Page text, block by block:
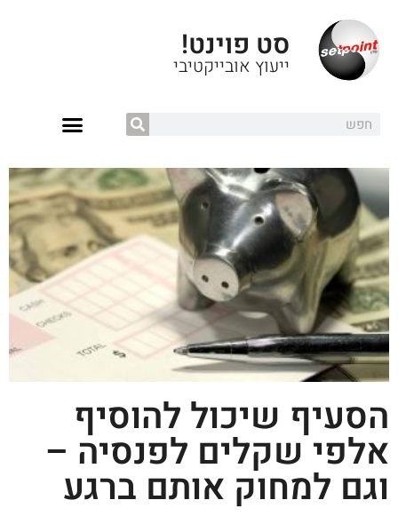
סט פוינט!
ייעוץ אובייקטיבי
הסעיף שיכול להוסיף
אלפי שקלים לפנסיה –
וגם למחוק אותם ברגע